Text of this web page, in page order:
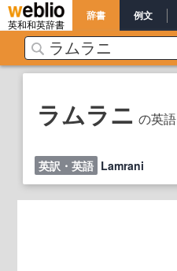
英和和英辞書
辞書 例文
ラムラニ の英語
英訳・英語 Lamrani